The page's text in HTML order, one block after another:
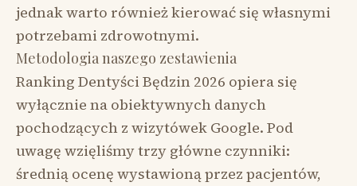
jednak warto również kierować się własnymi
potrzebami zdrowotnymi.
Metodologia naszego zestawienia
Ranking Dentyści Będzin 2026 opiera się
wyłącznie na obiektywnych danych
pochodzących z wizytówek Google. Pod
uwagę wzięliśmy trzy główne czynniki:
średnią ocenę wystawioną przez pacjentów,